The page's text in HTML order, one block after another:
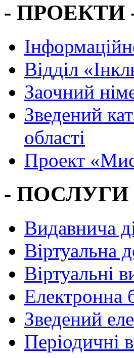
- ПРОЕКТИ
Вiддiл
Заочний
Зведений
області
Проект
- ПОСЛУГИ
Видавнича
Віртуальна
Віртуальні
Електронна
Зведений
Періодичні